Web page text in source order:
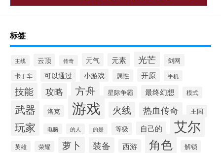
标签
主线 云顶 传奇 元气 元素 光芒 剑网
卡丁车 可以通过 小游戏 属性 开原 手机
技能 攻略 方舟 星际争霸 最终幻想 模式
武器 洛克 游戏 火线 热血传奇 王国
玩家 电脑 的人 的是 等级 自己的 艾尔
英雄 荣耀 萝卜 装备 西游 角色 解锁